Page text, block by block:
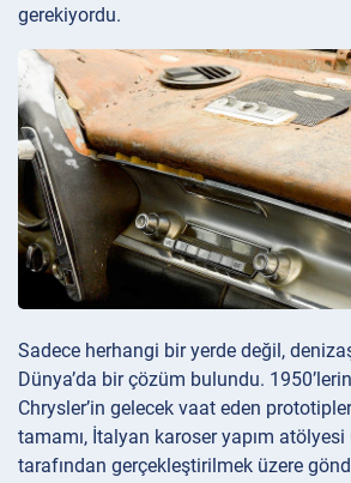
gerekiyordu.
Sadece herhangi bir yerde değil,
Dünya’da bir çözüm bulundu.
Chrysler’in gelecek vaat eden
tamamı, İtalyan karoser yapım
tarafından gerçekleştirilmek üzere